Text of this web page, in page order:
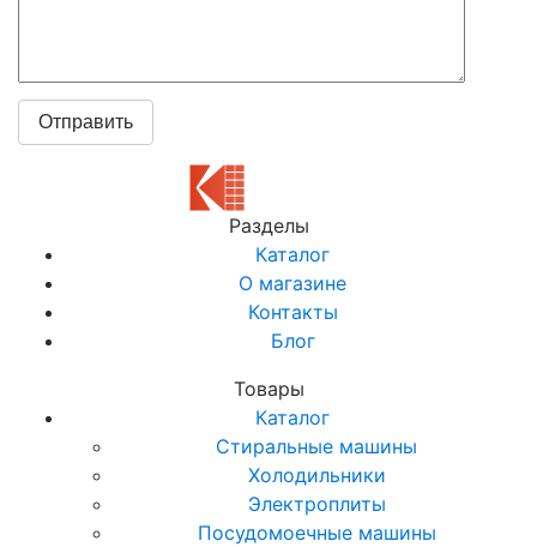
Разделы
Каталог
О магазине
Контакты
Блог
Товары
Каталог
Стиральные машины
Холодильники
Электроплиты
Посудомоечные машины